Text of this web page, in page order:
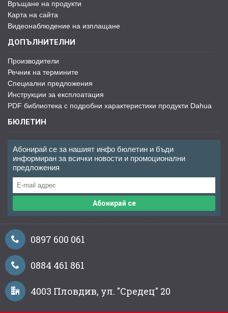
Връщане на продукти
Карта на сайта
Видеонаблюдение на изплащане
ДОПЪЛНИТЕЛНИ
Производители
Речник на термините
Специални предложения
Инструкции за експлоатация
PDF библиотека с подробни характеристики продукти Dahua
БЮЛЕТИН
Абонирай се за нашият инфо бюлетин и бъди
информиран за всички новости и промоционални
предложения
Абонирай се
0897 600 061
0884 461 861
4003 Пловдив, ул. "Средец" 20